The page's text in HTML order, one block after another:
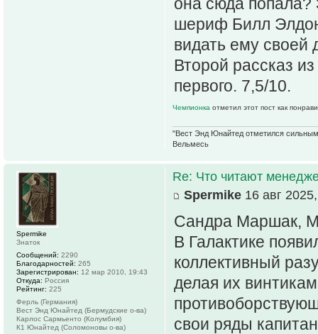
шериф Билл
видать ему
Второй рассказ
первого. 7,5/10.
Чемпионка отметил этот пост как
"Вест Энд Юнайтед отметился сильным
Вельмесь
Re: Что читают
Spermike 16 авг
Сандра Маршак,
В Галактике
коллективный
делая их
свои ряды
Spermike
Знаток
Сообщений: 2290
Благодарностей: 265
Зарегистрирован: 12 мар 2010, 19:43
Откуда: Россия
Рейтинг: 225
Ферль (Германия)
Вест Энд Юнайтед (Бермудские о-ва)
Карлос Сармьенто (Колумбия)
К1 Юнайтед (Соломоновы о-ва)